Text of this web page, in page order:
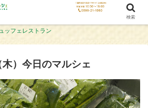
ッフェレストラン
木）今日のマルシェ
検索